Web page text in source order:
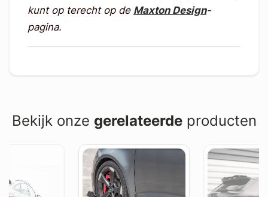
kunt op terecht op de Maxton Design-
pagina.
Bekijk onze gerelateerdeproducten